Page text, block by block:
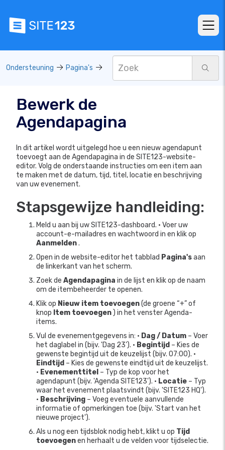
Ondersteuning Pagina's
Bewerk de
Agendapagina
In dit artikel wordt uitgelegd hoe u een nieuw agendapunt
toevoegt aan de Agendapagina in de SITE123-website-
editor. Volg de onderstaande instructies om een item aan
te maken met de datum, tijd, titel, locatie en beschrijving
van uw evenement.
Stapsgewijze handleiding:
Meld u aan bij uw SITE123-dashboard. • Voer uw
account-e-mailadres en wachtwoord in en klik op
Aanmelden.
Open in de website-editor het tabblad Pagina'saan
de linkerkant van het scherm.
Zoek de Agendapagina in de lijst en klik op de naam
om de itembeheerder te openen.
Klik op Nieuw item toevoegen(de groene “+” of
knop Item toevoegen) in het venster Agenda-
items.
Vul de evenementgegevens in: • Dag / Datum – Voer
het daglabel in (bijv. 'Dag 23'). • Begintijd – Kies de
gewenste begintijd uit de keuzelijst (bijv. 07:00). •
Eindtijd – Kies de gewenste eindtijd uit de keuzelijst.
• Evenementtitel – Typ de kop voor het
agendapunt (bijv. 'Agenda SITE123'). • Locatie – Typ
waar het evenement plaatsvindt (bijv. 'SITE123 HQ').
• Beschrijving – Voeg eventuele aanvullende
informatie of opmerkingen toe (bijv. 'Start van het
nieuwe project').
Als u nog een tijdsblok nodig hebt, klikt u op Tijd
toevoegenen herhaalt u de velden voor tijdselectie.